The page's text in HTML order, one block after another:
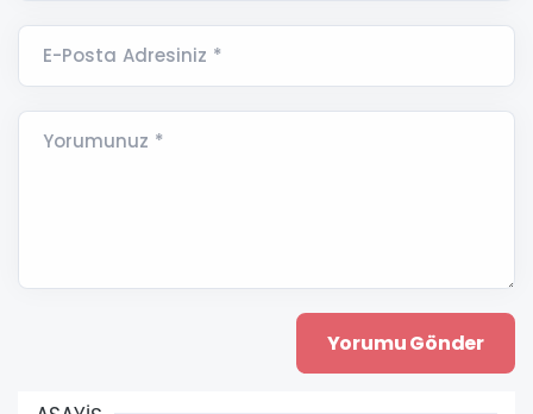
E-Posta Adresiniz *
Yorumunuz *